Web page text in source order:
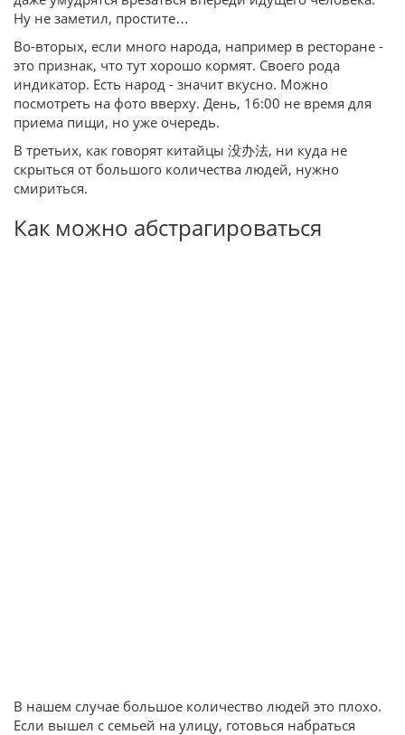
Ну не заметил, простите…
Во-вторых, если много народа, например в ресторане -
это признак, что тут хорошо кормят. Своего рода
индикатор. Есть народ - значит вкусно. Можно
посмотреть на фото вверху. День, 16:00 не время для
приема пищи, но уже очередь.
В третьих, как говорят китайцы 没办法, ни куда не
скрыться от большого количества людей, нужно
смириться.
Как можно абстрагироваться
В нашем случае большое количество людей это плохо.
Если вышел с семьей на улицу, готовься набраться